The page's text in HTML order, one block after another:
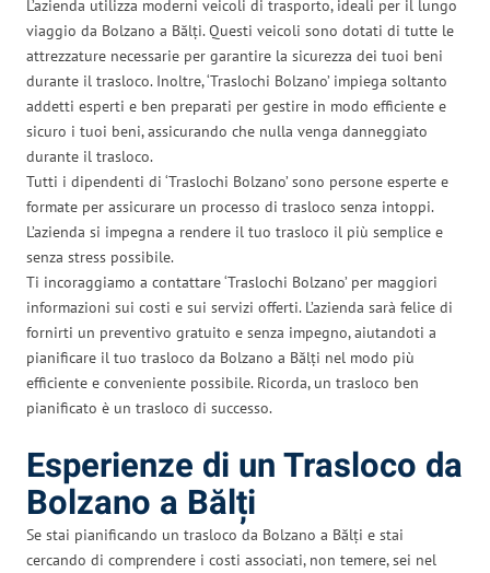
L’azienda utilizza moderni veicoli di trasporto, ideali per il lungo
viaggio da Bolzano a Bălți. Questi veicoli sono dotati di tutte le
attrezzature necessarie per garantire la sicurezza dei tuoi beni
durante il trasloco. Inoltre, ‘Traslochi Bolzano’ impiega soltanto
addetti esperti e ben preparati per gestire in modo efficiente e
sicuro i tuoi beni, assicurando che nulla venga danneggiato
durante il trasloco.
Tutti i dipendenti di ‘Traslochi Bolzano’ sono persone esperte e
formate per assicurare un processo di trasloco senza intoppi.
L’azienda si impegna a rendere il tuo trasloco il più semplice e
senza stress possibile.
Ti incoraggiamo a contattare ‘Traslochi Bolzano’ per maggiori
informazioni sui costi e sui servizi offerti. L’azienda sarà felice di
fornirti un preventivo gratuito e senza impegno, aiutandoti a
pianificare il tuo trasloco da Bolzano a Bălți nel modo più
efficiente e conveniente possibile. Ricorda, un trasloco ben
pianificato è un trasloco di successo.
Esperienze di un Trasloco da
Bolzano a Bălți
Se stai pianificando un trasloco da Bolzano a Bălți e stai
cercando di comprendere i costi associati, non temere, sei nel